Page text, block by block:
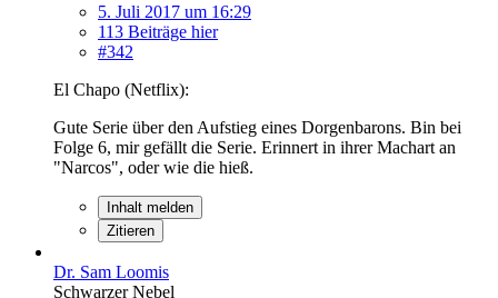
5. Juli 2017 um 16:29
113 Beiträge hier
#342
El Chapo (Netflix):
Gute Serie über den Aufstieg eines Dorgenbarons. Bin bei
Folge 6, mir gefällt die Serie. Erinnert in ihrer Machart an
"Narcos", oder wie die hieß.
Inhalt melden
Zitieren
Dr. Sam Loomis
Schwarzer Nebel